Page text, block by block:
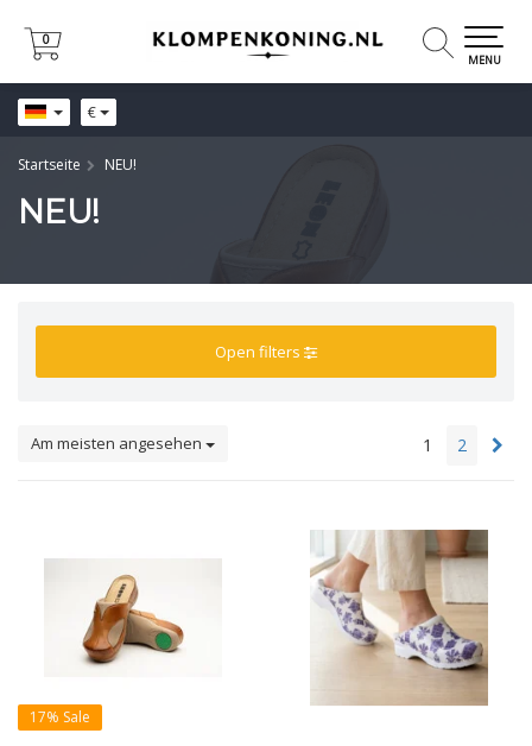
€
0
0
MENU
Startseite NEU!
NEU!
Open filters
Am meisten angesehen 1 2
17% Sale